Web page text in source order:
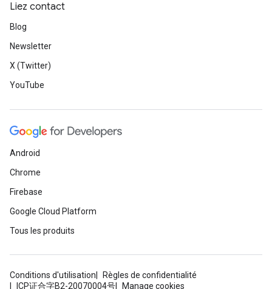
Liez contact
Blog
Newsletter
X (Twitter)
YouTube
Android
Chrome
Firebase
Google Cloud Platform
Tous les produits
Conditions d'utilisation
Règles de confidentialité
ICP证合字B2-20070004号
Manage cookies